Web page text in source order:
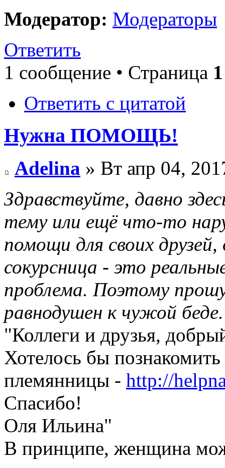
Модератор: Модераторы
Ответить
1 сообщение • Страница 1
Ответить с цитатой
Нужна ПОМОЩЬ!
Adelina » Вт апр 04,
Здравствуйте, давно
тему или ещё что-то
помощи для своих
сокурсница - это
проблема. Поэтому
равнодушен к чужой
"Коллеги и друзья,
Хотелось бы
племянницы - http://
Спасибо!
Оля Ильина"
В принципе, женщина